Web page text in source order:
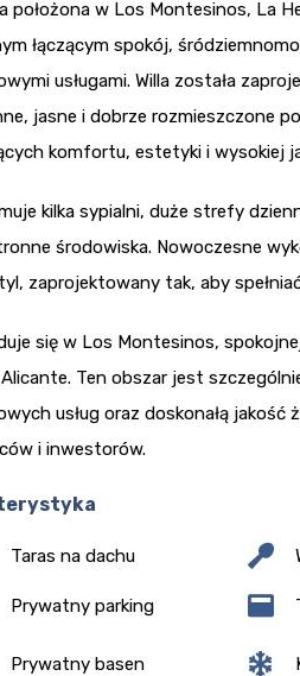
położona w Los Montesinos, La
łączącym spokój,
usługami. Willa została
jasne i dobrze rozmieszczone
komfortu, estetyki i wysokiej
kilka sypialni, duże strefy
środowiska. Nowoczesne
zaprojektowany tak, aby
się w Los Montesinos,
Ten obszar jest
usług oraz doskonałą jakość
i inwestorów.
Taras na dachu
Prywatny parking
Prywatny basen